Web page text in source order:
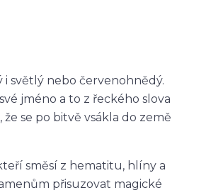
světlý nebo červenohnědý.
jméno a to z řeckého slova
se po bitvě vsákla do země
směsí z hematitu, hlíny a
přisuzovat magické